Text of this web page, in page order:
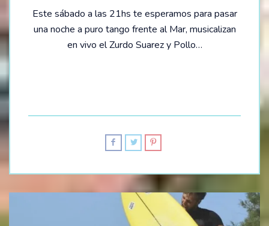
Este sábado a las 21hs te esperamos para pasar
una noche a puro tango frente al Mar, musicalizan
en vivo el Zurdo Suarez y Pollo…